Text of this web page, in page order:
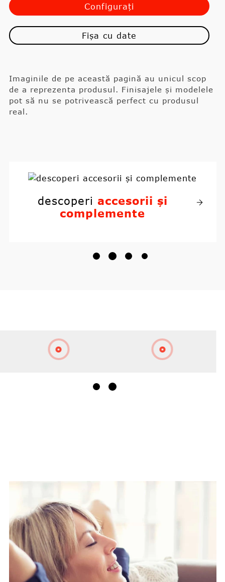
Configurați
Fișa cu date
Imaginile de pe această pagină au unicul scop
de a reprezenta produsul. Finisajele și modelele
pot să nu se potrivească perfect cu produsul
real.
descoperimanuale și
documente